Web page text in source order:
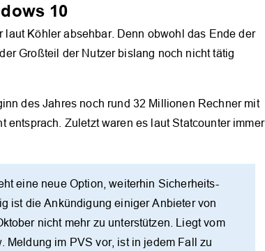
10
Köhler absehbar. Denn obwohl das Ende der
Großteil der Nutzer bislang noch nicht tätig
des Jahres noch rund 32 Millionen Rechner mit
entsprach. Zuletzt waren es laut Statcounter immer
eine neue Option, weiterhin Sicherheits-
ist die Ankündigung einiger Anbieter von
nicht mehr zu unterstützen. Liegt vom
im PVS vor, ist in jedem Fall zu